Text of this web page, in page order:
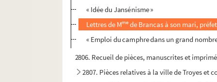
« Idée du Jansénisme »
Lettres de Mme de Brancas à son mari,
« Emploi du camphre dans un grand
2806. Recueil de pièces, manuscrites et
2807. Pièces relatives à la ville de Troyes et